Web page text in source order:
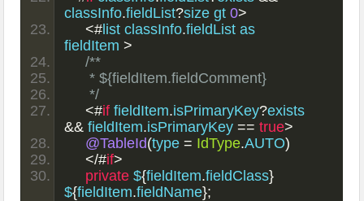
classInfo.fieldList?size gt 0>
<#list classInfo.fieldList as
fieldItem >
/**
     * ${fieldItem.fieldComment}
     */
<#if fieldItem.isPrimaryKey?
&& fieldItem.isPrimaryKey == true>
@TableId(type = IdType.AUTO)
</#if>
private ${fieldItem.fieldClass}
${fieldItem.fieldName};